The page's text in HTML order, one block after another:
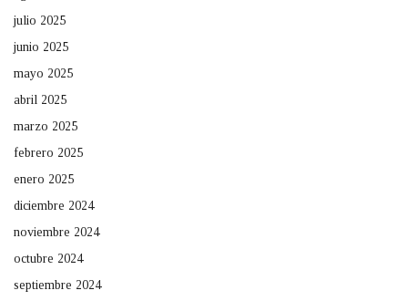
julio 2025
junio 2025
mayo 2025
abril 2025
marzo 2025
febrero 2025
enero 2025
diciembre 2024
noviembre 2024
octubre 2024
septiembre 2024